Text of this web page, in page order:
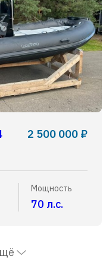
2 500 000 ₽
Мощность
70 л.с.